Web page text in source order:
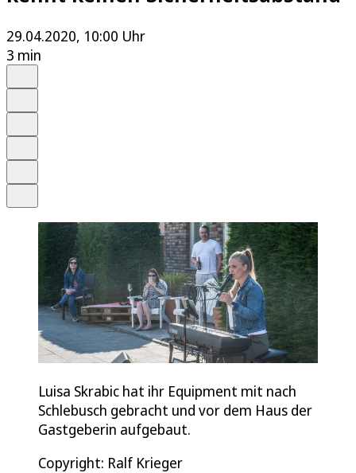
29.04.2020, 10:00 Uhr
3 min
Luisa Skrabic hat ihr Equipment mit nach
Schlebusch gebracht und vor dem Haus der
Gastgeberin aufgebaut.
Copyright: Ralf Krieger